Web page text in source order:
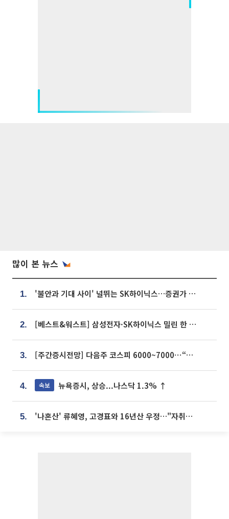
많이 본 뉴스
1. '불안과 기대 사이' 널뛰는 SK하이닉스…증권가 "HBM4·LTA 기반 펀터멘털 견고"
2. [베스트&워스트] 삼성전자·SK하이닉스 밀린 한 주…상상인증권은 85% 급등
3. [주간증시전망] 다음주 코스피 6000~7000⋯“外人 수급은 정책이 변수”
4. 속보 뉴욕증시, 상승...나스닥 1.3% ↑
5. '나혼산' 류혜영, 고경표와 16년산 우정…"자취방서 부모님과 마주쳐"